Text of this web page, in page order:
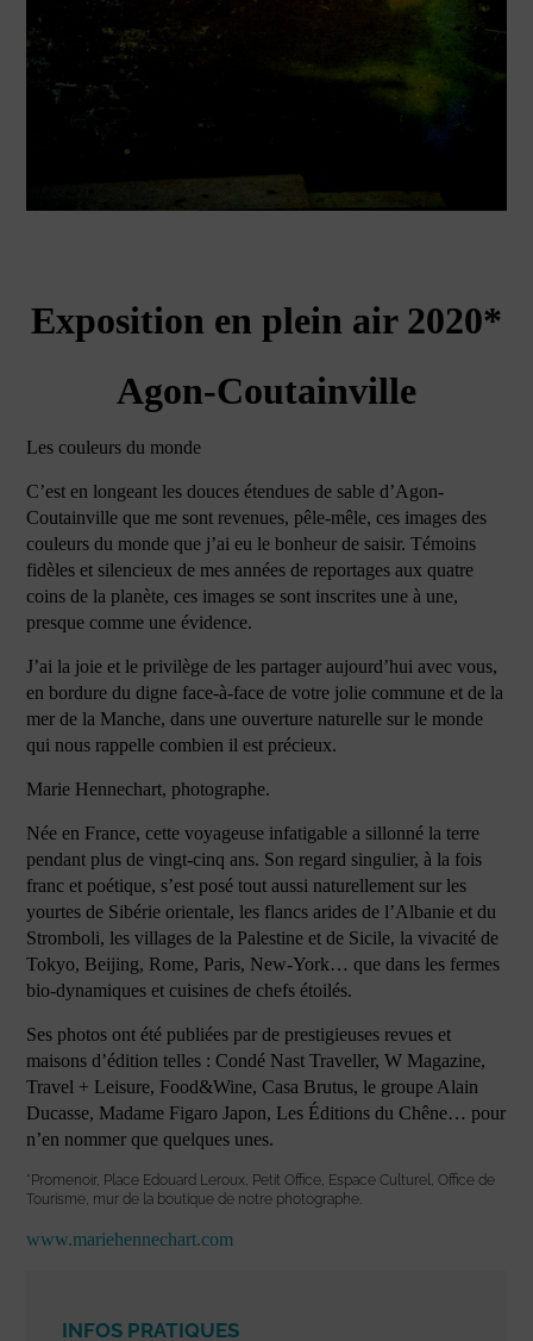
Exposition en plein air 2020*
Agon-Coutainville
Les couleurs du monde
C’est en longeant les douces étendues de sable d’Agon-
Coutainville que me sont revenues, pêle-mêle, ces images des
couleurs du monde que j’ai eu le bonheur de saisir. Témoins
fidèles et silencieux de mes années de reportages aux quatre
coins de la planète, ces images se sont inscrites une à une,
presque comme une évidence.
J’ai la joie et le privilège de les partager aujourd’hui avec vous,
en bordure du digne face-à-face de votre jolie commune et de la
mer de la Manche, dans une ouverture naturelle sur le monde
qui nous rappelle combien il est précieux.
Marie Hennechart, photographe.
Née en France, cette voyageuse infatigable a sillonné la terre
pendant plus de vingt-cinq ans. Son regard singulier, à la fois
franc et poétique, s’est posé tout aussi naturellement sur les
yourtes de Sibérie orientale, les flancs arides de l’Albanie et du
Stromboli, les villages de la Palestine et de Sicile, la vivacité de
Tokyo, Beijing, Rome, Paris, New-York… que dans les fermes
bio-dynamiques et cuisines de chefs étoilés.
Ses photos ont été publiées par de prestigieuses revues et
maisons d’édition telles : Condé Nast Traveller, W Magazine,
Travel + Leisure, Food&Wine, Casa Brutus, le groupe Alain
Ducasse, Madame Figaro Japon, Les Éditions du Chêne… pour
n’en nommer que quelques unes.
*Promenoir, Place Edouard Leroux, Petit Office, Espace Culturel, Office de
Tourisme, mur de la boutique de notre photographe.
www.mariehennechart.com
INFOS PRATIQUES